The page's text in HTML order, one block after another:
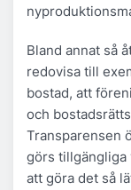
Bland annat så
redovisa till
bostad, att
och
Transparensen
görs tillgängliga
att göra det så